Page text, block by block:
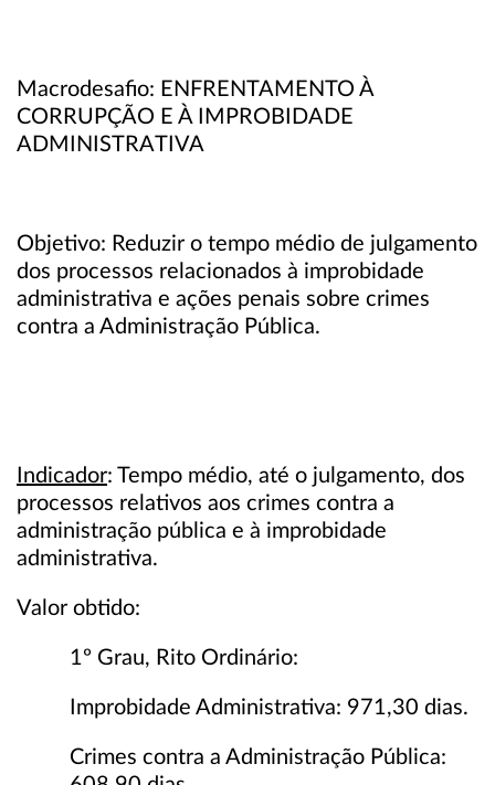
Macrodesafio: ENFRENTAMENTO À
CORRUPÇÃO E À IMPROBIDADE
ADMINISTRATIVA
Objetivo: Reduzir o tempo médio de julgamento
dos processos relacionados à improbidade
administrativa e ações penais sobre crimes
contra a Administração Pública.
Indicador: Tempo médio, até o julgamento, dos
processos relativos aos crimes contra a
administração pública e à improbidade
administrativa.
Valor obtido:
1º Grau, Rito Ordinário:
Improbidade Administrativa: 971,30 dias.
Crimes contra a Administração Pública: